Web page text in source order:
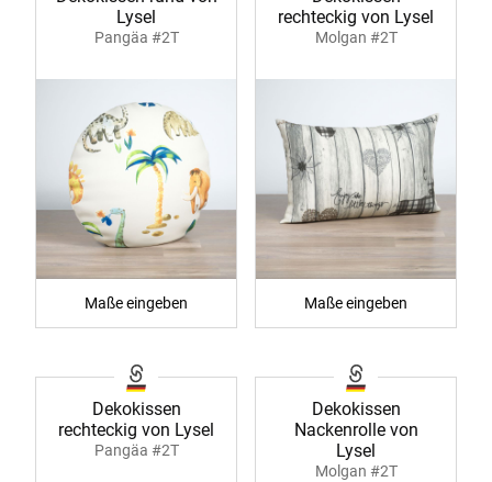
Lysel
Pangäa #2T
Maße eingeben
rechteckig von Lysel
Molgan #2T
Maße eingeben
Dekokissen
rechteckig von Lysel
Pangäa #2T
Dekokissen
Nackenrolle von
Lysel
Molgan #2T